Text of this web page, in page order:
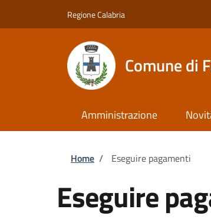
Regione Calabria
Comune di
Amministrazione
Briciole di pane
Home / Eseguire pagamenti
Eseguire